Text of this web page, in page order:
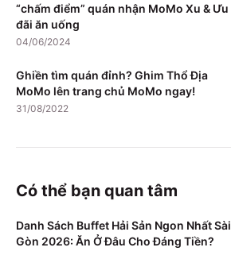
“chấm điểm” quán nhận MoMo Xu & Ưu
đãi ăn uống
04/06/2024
Ghiền tìm quán đỉnh? Ghim Thổ Địa
MoMo lên trang chủ MoMo ngay!
31/08/2022
Có thể bạn quan tâm
Danh Sách Buffet Hải Sản Ngon Nhất Sài
Gòn 2026: Ăn Ở Đâu Cho Đáng Tiền?